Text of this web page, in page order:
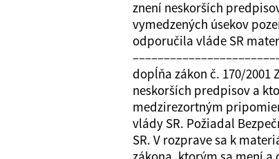
znení neskorších
vymedzených úsekov
odporučila vláde SR
dopĺňa zákon č. 170/2001
neskorších predpisov a
medzirezortným
vlády SR. Požiadal
SR. V rozprave sa k